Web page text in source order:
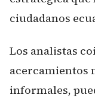
ciudadanos
Los analistas
acercamientos
informales,